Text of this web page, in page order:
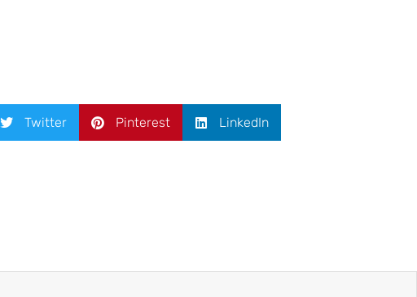
Twitter Pinterest LinkedIn